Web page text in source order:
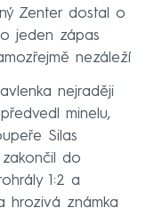
Zenter dostal o
jeden zápas
nezáleží
nejraději
minelu,
Silas
do
1:2 a
hrozivá známka